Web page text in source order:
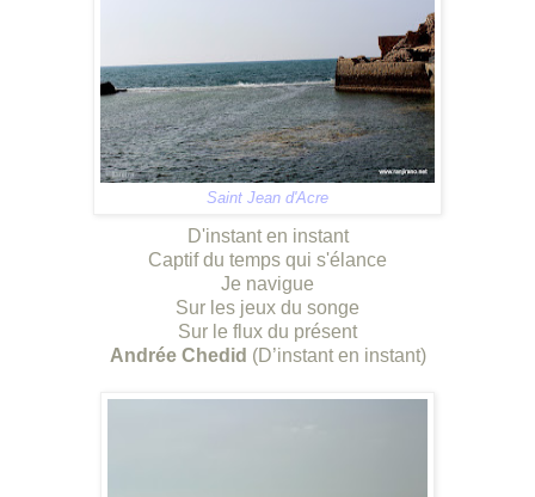
Saint Jean d'Acre
D'instant en instant
Captif du temps qui s'élance
Je navigue
Sur les jeux du songe
Sur le flux du présent
Andrée Chedid (D’instant en instant)